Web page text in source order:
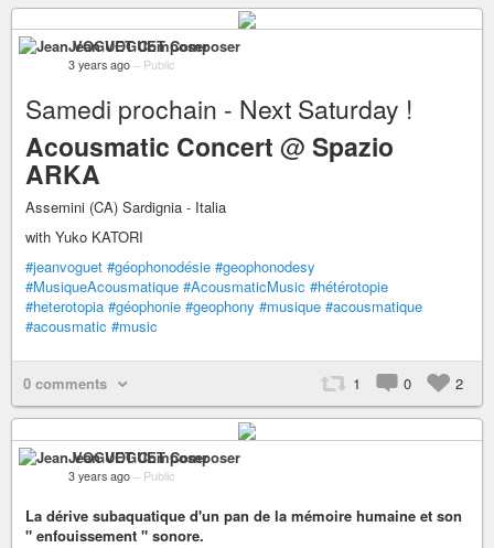
Jean VOGUET Composer
3 years ago – Public
Samedi prochain - Next Saturday !
Acousmatic Concert @ Spazio
ARKA
Assemini (CA) Sardignia - Italia
with Yuko KATORI
#jeanvoguet #géophonodésie #geophonodesy
#MusiqueAcousmatique #AcousmaticMusic #hétérotopie
#heterotopia #géophonie #geophony #musique #acousmatique
#acousmatic #music
0 comments 1 0 2
Jean VOGUET Composer
3 years ago – Public
La dérive subaquatique d'un pan de la mémoire humaine et son
" enfouissement " sonore.